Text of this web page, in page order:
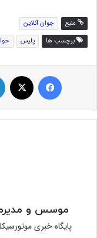
منبع
جوان آنلاین
برچسب ها
پلیس
فیس بوک
موسس و
پایگاه خبری